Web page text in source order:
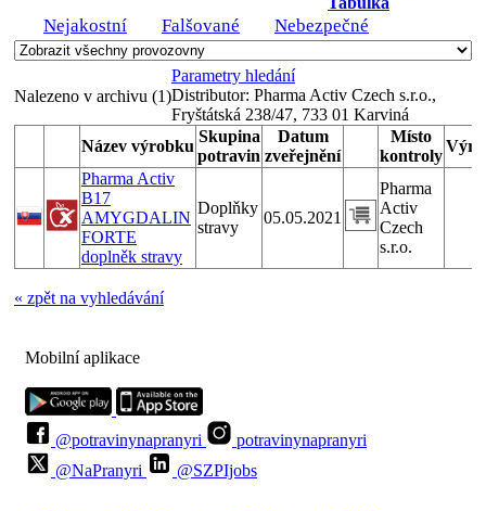
Nejakostní Falšované Nebezpečné
Nalezeno v archivu (1)
Parametry hledání
Distributor: Pharma Activ Czech s.r.o.,
Fryštátská 238/47, 733 01 Karviná
Název výrobku
Skupina
potravin
Datum
zveřejnění
Místo
kontroly
Pharma Activ
B17
AMYGDALIN
FORTE
doplněk stravy
Doplňky
stravy
05.05.2021
Pharma
Activ
Czech
s.r.o.
« zpět na vyhledávání
Mobilní aplikace
@potravinynapranyri
potravinynapranyri
@NaPranyri
@SZPIjobs